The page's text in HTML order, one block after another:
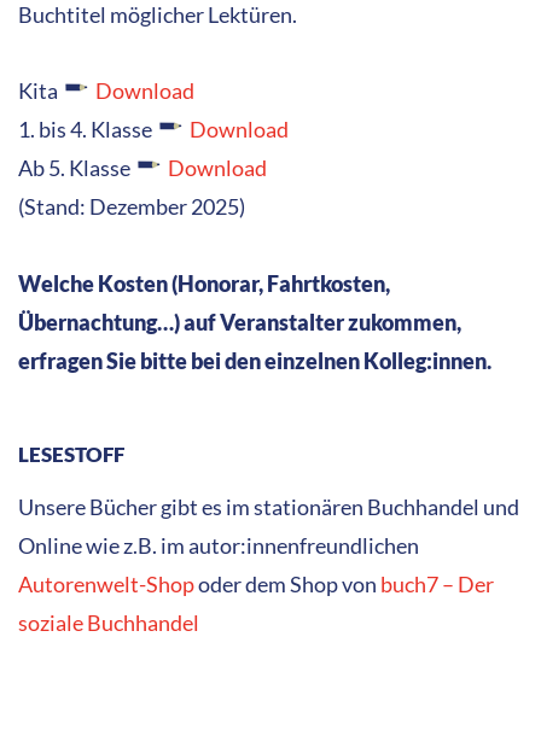
Buchtitel möglicher Lektüren.
Kita
Download
1. bis 4. Klasse
Download
Ab 5. Klasse
Download
(Stand: Dezember 2025)
Welche Kosten (Honorar, Fahrtkosten,
Übernachtung…) auf Veranstalter zukommen,
erfragen Sie bitte bei den einzelnen Kolleg:innen.
LESESTOFF
Unsere Bücher gibt es im stationären Buchhandel und
Online wie z.B. im autor:innenfreundlichen
Autorenwelt-Shopoder dem Shop von buch7 – Der
soziale Buchhandel